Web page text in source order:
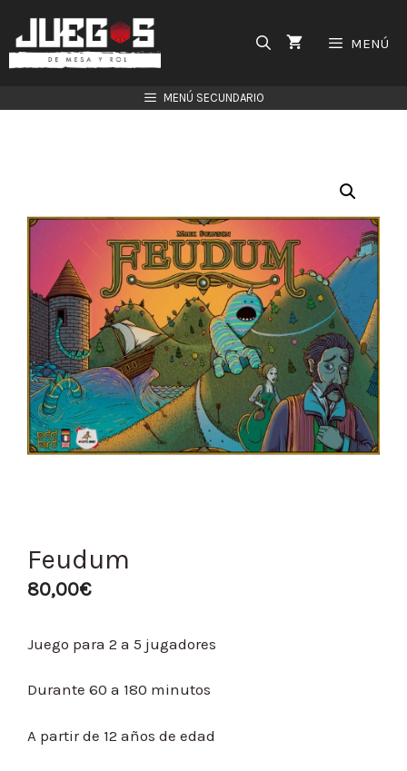
contenido
MENÚ
MENÚ SECUNDARIO
Feudum
80,00€
Juego para 2 a 5 jugadores
Durante 60 a 180 minutos
A partir de 12 años de edad